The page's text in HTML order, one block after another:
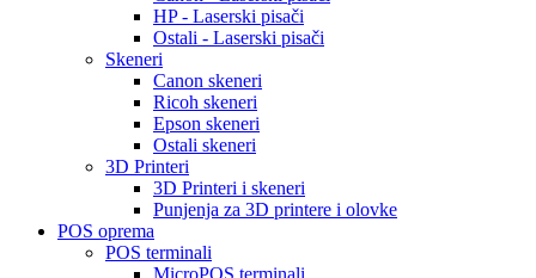
HP - Laserski pisači
Ostali - Laserski pisači
Skeneri
Canon skeneri
Ricoh skeneri
Epson skeneri
Ostali skeneri
3D Printeri
3D Printeri i skeneri
Punjenja za 3D printere i olovke
POS oprema
POS terminali
MicroPOS terminali